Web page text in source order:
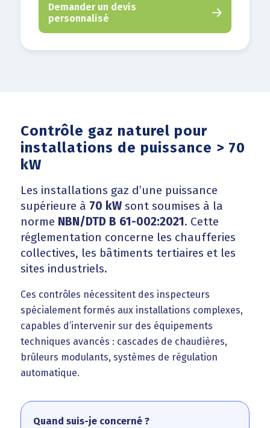
Demander un devis
personnalisé
Contrôle gaz naturel pour
installations de puissance > 70
kW
Les installations gaz d’une puissance
supérieure à 70 kW sont soumises à la
norme NBN/DTD B 61-002:2021. Cette
réglementation concerne les chaufferies
collectives, les bâtiments tertiaires et les
sites industriels.
Ces contrôles nécessitent des inspecteurs
spécialement formés aux installations complexes,
capables d’intervenir sur des équipements
techniques avancés : cascades de chaudières,
brûleurs modulants, systèmes de régulation
automatique.
Quand suis-je concerné ?